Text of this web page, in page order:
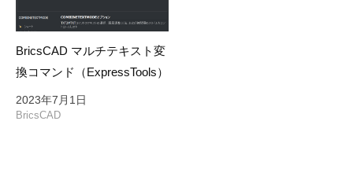
BricsCAD マルチテキスト変
換コマンド（ExpressTools）
2023年7月1日
BricsCAD